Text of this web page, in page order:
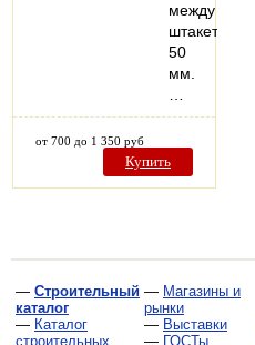
между
штакетником
50
мм.
от 700 до 1 350 руб
Купить
— Строительный
каталог
— Каталог
строительных
— Магазины и
рынки
— Выставки
— ГОСТы,